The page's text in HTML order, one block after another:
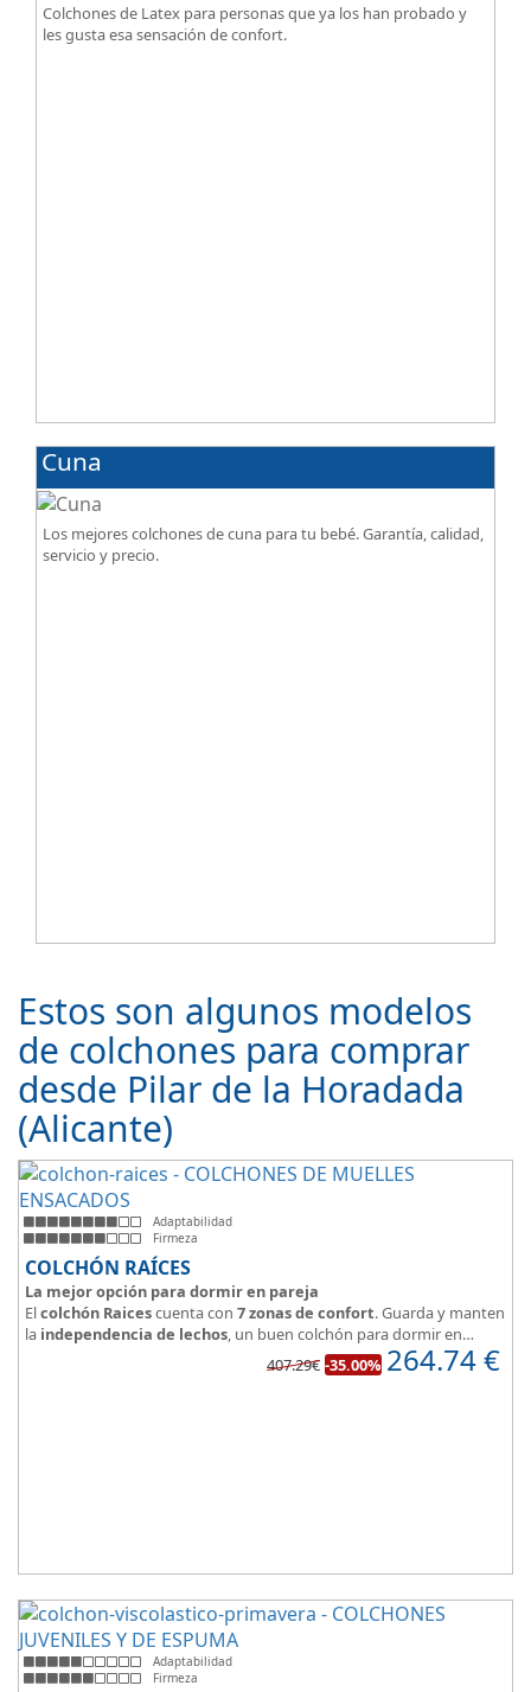
Colchones de Latex para personas que ya los han probado y
les gusta esa sensación de confort.
Cuna
Los mejores colchones de cuna para tu bebé. Garantía, calidad,
servicio y precio.
Estos son algunos modelos
de colchones para comprar
desde Pilar de la Horadada
(Alicante)
Adaptabilidad
Firmeza
COLCHÓN RAÍCES
La mejor opción para dormir en pareja
Elcolchón Raicescuenta con 7 zonas de confort. Guarda y manten
la independencia de lechos, un buen colchón para dormir en
Las personas calurosas agradecerán su tejido 3D y la gran
407.29€ -35.00% 264.74€
Adaptabilidad
Firmeza